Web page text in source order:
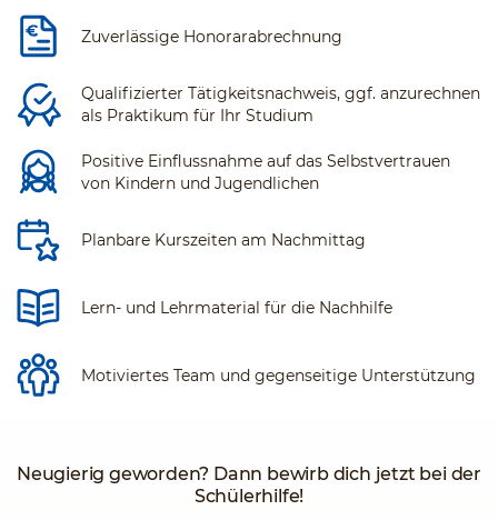
Zuverlässige Honorarabrechnung
Qualifizierter Tätigkeitsnachweis, ggf. anzurechnen
als Praktikum für Ihr Studium
Positive Einflussnahme auf das Selbstvertrauen
von Kindern und Jugendlichen
Planbare Kurszeiten am Nachmittag
Lern- und Lehrmaterial für die Nachhilfe
Motiviertes Team und gegenseitige Unterstützung
Neugierig geworden? Dann bewirb dich jetzt bei der
Schülerhilfe!